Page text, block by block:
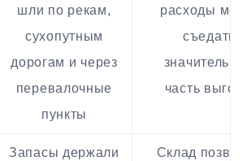
шли по рекам,
сухопутным
дорогам и через
перевалочные
пункты
расходы
съедать
часть
Запасы держали
Склад